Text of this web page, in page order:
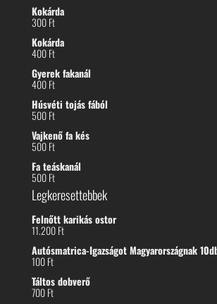
Kokárda
300Ft
Kokárda
400Ft
Gyerek fakanál
400Ft
Húsvéti tojás fából
500Ft
Vajkenő fa kés
500Ft
Fa teáskanál
500Ft
Legkeresettebbek
Felnőtt karikás ostor
11.200Ft
Autósmatrica-Igazságot Magyarországnak
100Ft
Táltos dobverő
700Ft